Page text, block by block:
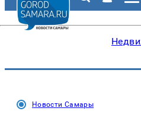
Новости Самары